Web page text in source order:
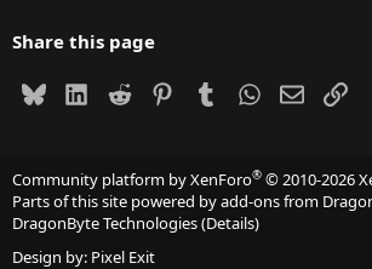
Share this page
BlueskyLinkedIn
Reddit PinterestTumblrWhatsApp
EmailLink
Community platform by XenForo® © 2010-2026
Parts of this site powered byadd-ons from
DragonByte Technologies(Details)
Design by: Pixel Exit